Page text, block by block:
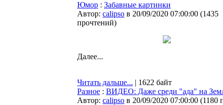
Юмор : Забавные картинки
Автор: calipso в 20/09/2020 07:00:00 (1435
прочтений)
Далее...
Читать дальше... | 1622 байт
Разное : ВИДЕО: Даже среди "ада" на
Автор: calipso в 20/09/2020 07:00:00 (1180